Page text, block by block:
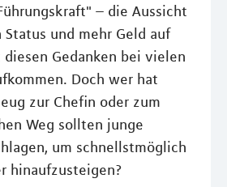
– die Aussicht
und mehr Geld auf
Gedanken bei vielen
Doch wer hat
zur Chefin oder zum
Weg sollten junge
um schnellstmöglich
hinaufzusteigen?